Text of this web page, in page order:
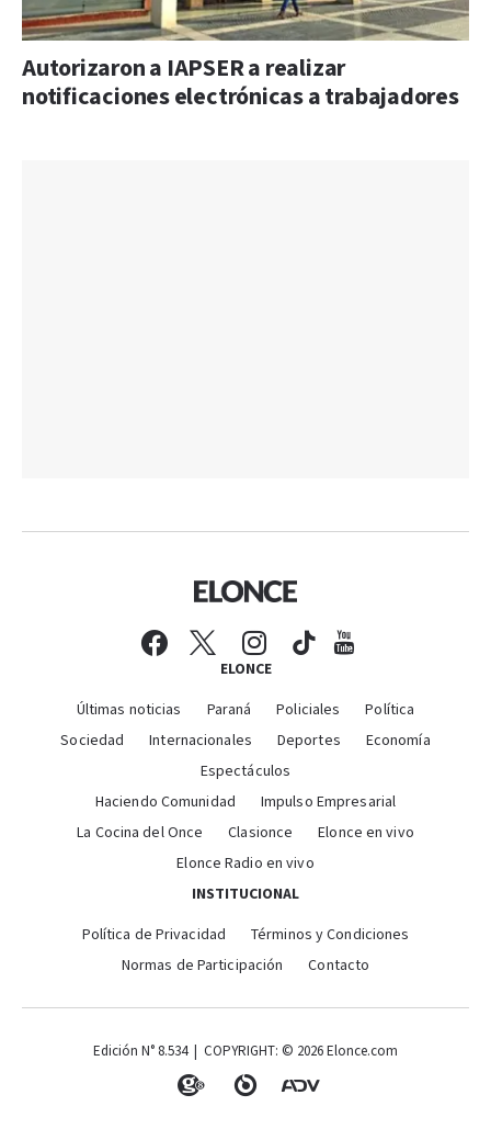
Autorizaron a IAPSER a realizar
notificaciones electrónicas a trabajadores
ELONCE
Últimas noticias Paraná Policiales
Política
Sociedad
Internacionales Deportes
Economía
Espectáculos
Haciendo Comunidad
Impulso Empresarial
La Cocina del Once
Clasionce
Elonce en vivo
Elonce Radio en vivo
INSTITUCIONAL
Política de Privacidad
Términos y Condiciones
Normas de Participación
Contacto
Edición N° 8.534 | COPYRIGHT: © 2026 Elonce.com